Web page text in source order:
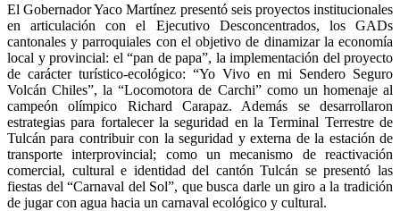
El Gobernador Yaco Martínez presentó seis proyectos institucionales
en articulación con el Ejecutivo Desconcentrados, los GADs
cantonales y parroquiales con el objetivo de dinamizar la economía
local y provincial: el “pan de papa”, la implementación del proyecto
de carácter turístico-ecológico: “Yo Vivo en mi Sendero Seguro
Volcán Chiles”, la “Locomotora de Carchi” como un homenaje al
campeón olímpico Richard Carapaz. Además se desarrollaron
estrategias para fortalecer la seguridad en la Terminal Terrestre de
Tulcán para contribuir con la seguridad y externa de la estación de
transporte interprovincial; como un mecanismo de reactivación
comercial, cultural e identidad del cantón Tulcán se presentó las
fiestas del “Carnaval del Sol”, que busca darle un giro a la tradición
de jugar con agua hacia un carnaval ecológico y cultural.